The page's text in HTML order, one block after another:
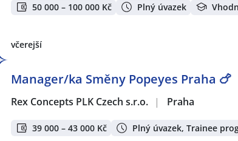
50 000 – 100 000 Kč Plný úvazek
včerejší
Manager/ka Směny Popeyes Praha 🍗
Rex Concepts PLK Czech s.r.o. | Praha
39 000 – 43 000 Kč Plný úvazek, Trainee